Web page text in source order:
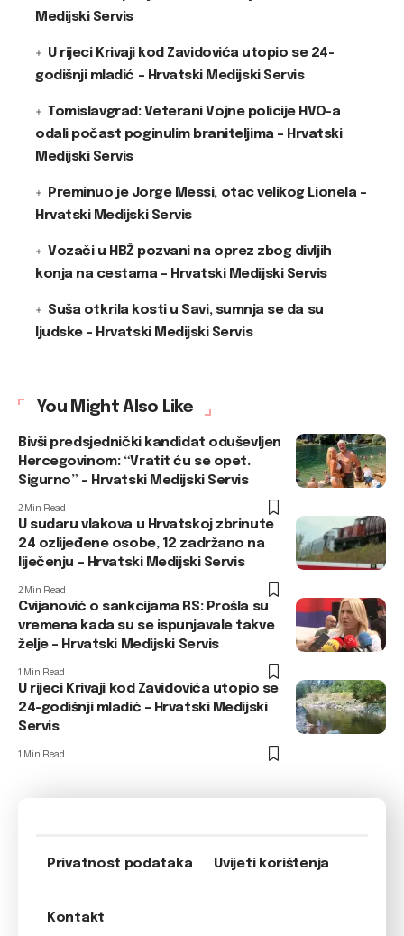
Medijski Servis
U rijeci Krivaji kod Zavidovića utopio se 24-
godišnji mladić – Hrvatski Medijski Servis
Tomislavgrad: Veterani Vojne policije HVO-a
odali počast poginulim braniteljima – Hrvatski
Medijski Servis
Preminuo je Jorge Messi, otac velikog Lionela –
Hrvatski Medijski Servis
Vozači u HBŽ pozvani na oprez zbog divljih
konja na cestama – Hrvatski Medijski Servis
Suša otkrila kosti u Savi, sumnja se da su
ljudske – Hrvatski Medijski Servis
You Might Also Like
Bivši predsjednički kandidat oduševljen
Hercegovinom: “Vratit ću se opet.
Sigurno” – Hrvatski Medijski Servis
2 Min Read
U sudaru vlakova u Hrvatskoj zbrinute
24 ozlijeđene osobe, 12 zadržano na
liječenju – Hrvatski Medijski Servis
2 Min Read
Cvijanović o sankcijama RS: Prošla su
vremena kada su se ispunjavale takve
želje – Hrvatski Medijski Servis
1 Min Read
U rijeci Krivaji kod Zavidovića utopio se
24-godišnji mladić – Hrvatski Medijski
Servis
1 Min Read
Privatnost podataka Uvijeti korištenja
Kontakt